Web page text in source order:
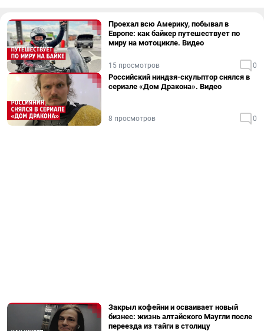
Проехал всю Америку, побывал в
Европе: как байкер путешествует по
миру на мотоцикле. Видео
15 просмотров 0
Российский ниндзя-скульптор снялся в
сериале «Дом Дракона». Видео
8 просмотров 0
Закрыл кофейни и осваивает новый
бизнес: жизнь алтайского Маугли после
переезда из тайги в столицу